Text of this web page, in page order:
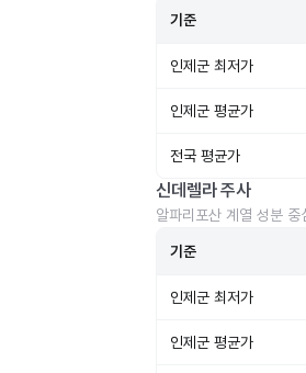
기준
인제군 최저가
인제군 평균가
전국 평균가
신데렐라 주사
알파리포산 계열 성분
기준
인제군 최저가
인제군 평균가